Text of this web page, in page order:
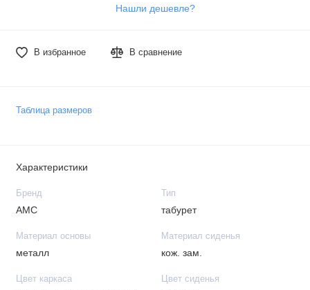
Нашли дешевле?
В избранное В сравнение
Таблица размеров
Характеристики
Бренд
АМС
Тип
табурет
Материал основы
металл
Материал сиденья
кож. зам.
Цвет каркаса Цвет сиденья